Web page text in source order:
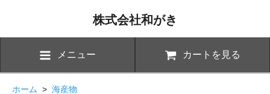
株式会社和がき
メニュー カートを見る
ホーム > 海産物